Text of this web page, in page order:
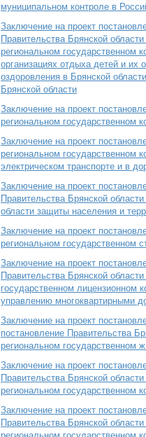
муниципальном контроле в
Заключение на проект
Правительства Брянской
региональном государственном
организациях отдыха детей и их
оздоровления в Брянской
Брянской области
Заключение на проект
региональном государственном
Заключение на проект
региональном государственном
электрическом транспорте и в
Заключение на проект
Правительства Брянской
области защиты населения и
Заключение на проект
региональном государственном
Заключение на проект
Правительства Брянской
государственном лицензионном
управлению многоквартирными
Заключение на проект
постановление Правительства
региональном государственном
Заключение на проект
Правительства Брянской
региональном государственном
Заключение на проект
Правительства Брянской